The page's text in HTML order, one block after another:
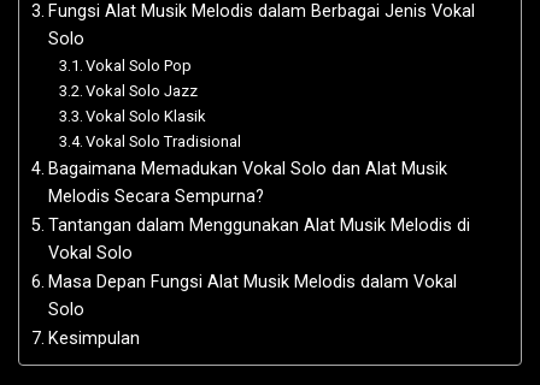
Fungsi Alat Musik Melodis dalam Berbagai Jenis Vokal
Solo
Vokal Solo Pop
Vokal Solo Jazz
Vokal Solo Klasik
Vokal Solo Tradisional
Bagaimana Memadukan Vokal Solo dan Alat Musik
Melodis Secara Sempurna?
Tantangan dalam Menggunakan Alat Musik Melodis di
Vokal Solo
Masa Depan Fungsi Alat Musik Melodis dalam Vokal
Solo
Kesimpulan